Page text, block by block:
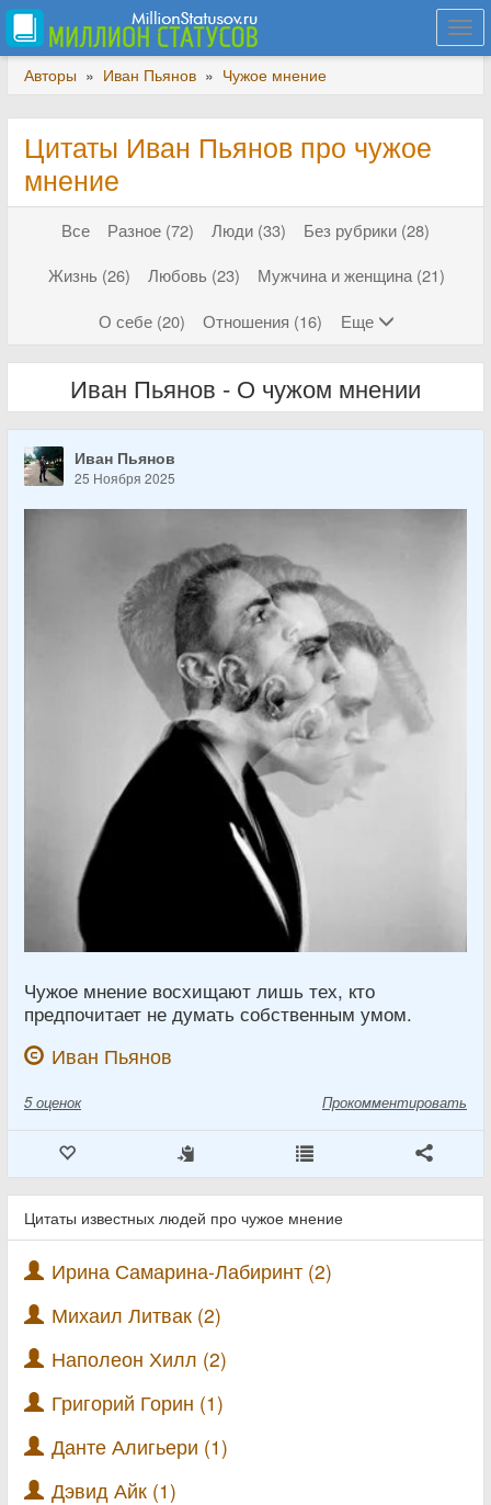
Авторы » Иван Пьянов » Чужое мнение
Цитаты Иван Пьянов про чужое
мнение
Все Разное (72) Люди (33)
Без рубрики (28)
Жизнь (26)
Любовь (23)
Мужчина и женщина (21)
О себе (20)
Отношения (16) Еще
Иван Пьянов - О чужом мнении
Иван Пьянов
25 Ноября 2025
Чужое мнение восхищают лишь тех, кто
предпочитает не думать собственным умом.
Иван Пьянов
5 оценок Прокомментировать
Цитаты известных людей про чужое мнение
Ирина Самарина-Лабиринт (2)
Михаил Литвак (2)
Наполеон Хилл (2)
Григорий Горин (1)
Данте Алигьери (1)
Дэвид Айк (1)